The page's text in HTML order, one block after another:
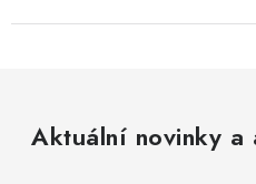
Aktuální novinky a